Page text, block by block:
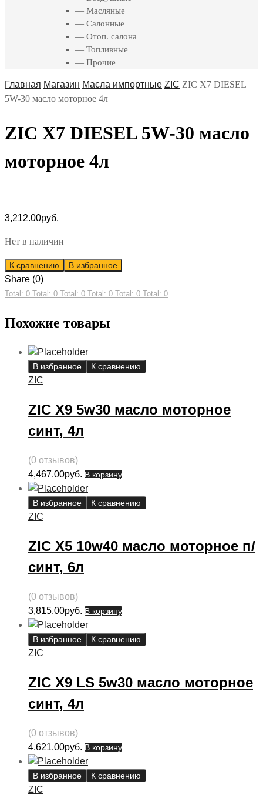
— Масляные
— Салонные
— Отоп. салона
— Топливные
— Прочие
Главная Магазин Масла импортные ZIC ZIC X7 DIESEL
5W-30 масло моторное 4л
ZIC X7 DIESEL 5W-30 масло
моторное 4л
3,212.00руб.
Нет в наличии
К сравнению В избранное
Share (0)
Total: 0 Total: 0 Total: 0 Total: 0 Total: 0 Total: 0
Похожие товары
В избранное К сравнению
ZIC
ZIC X9 5w30 масло моторное
синт, 4л
(0 отзывов)
4,467.00руб. В корзину
В избранное К сравнению
ZIC
ZIC X5 10w40 масло моторное п/
синт, 6л
(0 отзывов)
3,815.00руб. В корзину
В избранное К сравнению
ZIC
ZIC X9 LS 5w30 масло моторное
синт, 4л
(0 отзывов)
4,621.00руб. В корзину
В избранное К сравнению
ZIC